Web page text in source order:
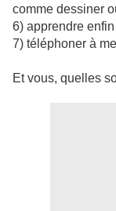
comme dessiner
6) apprendre
7) téléphoner à
Et vous, quelles